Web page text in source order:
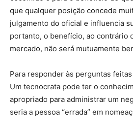
que qualquer posição concede
julgamento do oficial e influencia
portanto, o benefício, ao contrário
mercado, não será mutuamente
Para responder às perguntas
Um tecnocrata pode ter o
apropriado para administrar um
seria a pessoa “errada” em